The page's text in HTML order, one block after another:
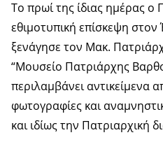
Το πρωί της ίδιας ημέρας
εθιμοτυπική επίσκεψη
ξενάγησε τον Μακ.
“Μουσείο Πατριάρχης
περιλαμβάνει αντικείμενα
φωτογραφίες και
και ιδίως την Πατριαρχική